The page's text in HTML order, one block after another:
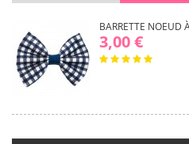
BARRETTE NOEUD
3,00 €